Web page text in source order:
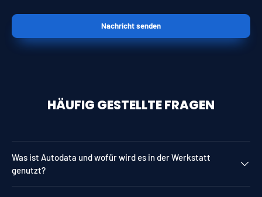
Nachricht senden
HÄUFIG GESTELLTE FRAGEN
Was ist Autodata und wofür wird es in der Werkstatt
genutzt?